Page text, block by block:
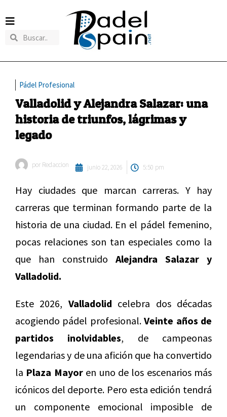
Pádel Profesional
Valladolid y Alejandra Salazar: una
historia de triunfos, lágrimas y
legado
por Redaccion junio 22, 2026 5:50 pm
Hay ciudades que marcan carreras. Y hay
carreras que terminan formando parte de la
historia de una ciudad. En el pádel femenino,
pocas relaciones son tan especiales como la
que han construido Alejandra Salazar y
Valladolid.
Este 2026, Valladolid celebra dos décadas
acogiendo pádel profesional.Veinte años de
partidos inolvidables, de campeonas
legendarias y de una afición que ha convertido
la Plaza Mayoren uno de los escenarios más
icónicos del deporte. Pero esta edición tendrá
un componente emocional imposible de